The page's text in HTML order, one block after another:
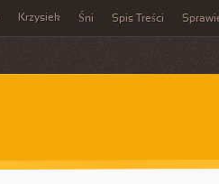
Krzysiek Śni Spis Treści